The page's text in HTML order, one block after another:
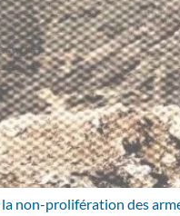
non-prolifération des